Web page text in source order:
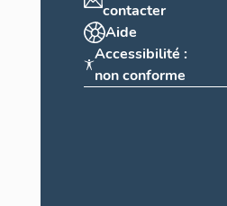
contacter
Aide
Accessibilité :
non conforme